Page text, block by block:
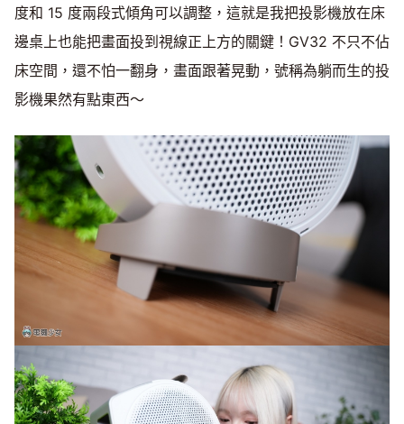
度和 15 度兩段式傾角可以調整，這就是我把投影機放在床
邊桌上也能把畫面投到視線正上方的關鍵！GV32 不只不佔
床空間，還不怕一翻身，畫面跟著晃動，號稱為躺而生的投
影機果然有點東西～